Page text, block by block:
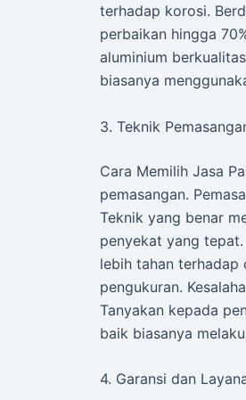
terhadap korosi.
perbaikan hingga
aluminium
biasanya
3. Teknik
Cara Memilih Jasa
pemasangan.
Teknik yang benar
penyekat yang
lebih tahan terhadap
pengukuran.
Tanyakan kepada
baik biasanya
4. Garansi dan